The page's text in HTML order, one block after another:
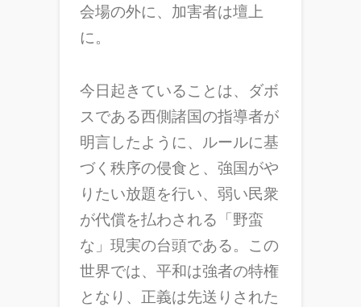
会場の外に、加害者は壇上
に。
今日起きていることは、ダボ
スである西側諸国の指導者が
明言したように、ルールに基
づく秩序の侵食と、強国がや
りたい放題を行い、弱い民衆
が代償を払わされる「野蛮
な」現実の台頭である。この
世界では、平和は強者の特権
となり、正義は先送りされた